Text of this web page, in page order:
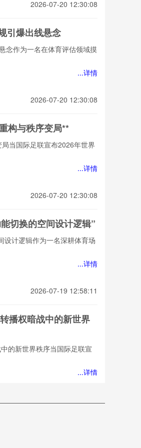
2026-07-20 12:30:08
引爆出线悬念
念作为一名在体育评估领域摸
...详情
2026-07-20 12:30:08
构与秩序变局**
当国际足联宣布2026年世界
...详情
2026-07-20 12:30:08
切换的空间设计逻辑”
设计逻辑作为一名深耕体育场
...详情
2026-07-19 12:58:11
播权暗战中的新世界
的新世界秩序当国际足联宣
...详情
致但表述不同的标